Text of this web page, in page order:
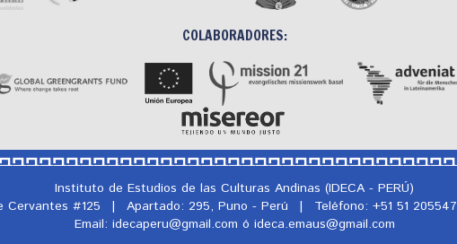
COLABORADORES:
Instituto de Estudios de las Culturas Andinas (IDECA - PERÚ)
Cervantes #125
| Apartado: 295, Puno - Perú | Teléfono: +51 51 205547
Email: idecaperu@gmail.com ó ideca.emaus@gmail.com